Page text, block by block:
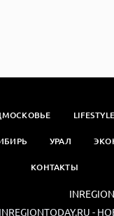
LIFESTYLE
УРАЛ
КОНТАКТЫ
INREGIONTODAY.RU -